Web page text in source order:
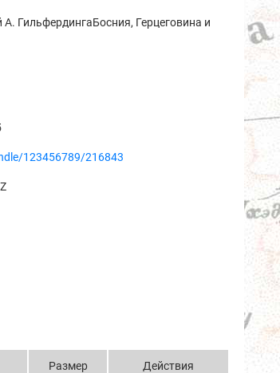
ГильфердингаБосния, Герцеговина и
123456789/216843
Размер Действия